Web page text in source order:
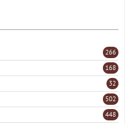
266
168
32
502
448